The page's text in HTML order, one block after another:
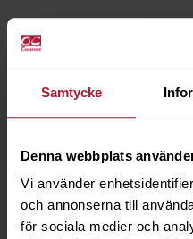
Samtycke
Denna webbplats
Vi använder
och annonserna till
för sociala medier och